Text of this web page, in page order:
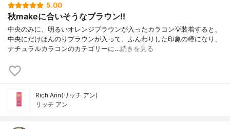
5.00
秋makeに合いそうなブラウン!!
中央のみに、明るいオレンジブラウンが入ったカラコン💡装着すると、
中央にだけほんのりブラウンが入って、ふんわりした印象の瞳になり、
ナチュラルカラコンのカテゴリーに…続きを見る
Rich Ann(リッチ アン)
リッチ アン